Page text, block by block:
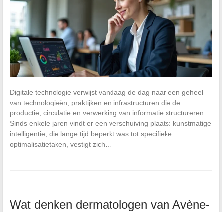
Digitale technologie verwijst vandaag de dag naar een geheel
van technologieën, praktijken en infrastructuren die de
productie, circulatie en verwerking van informatie structureren.
Sinds enkele jaren vindt er een verschuiving plaats: kunstmatige
intelligentie, die lange tijd beperkt was tot specifieke
optimalisatietaken, vestigt zich…
Wat denken dermatologen van Avène-